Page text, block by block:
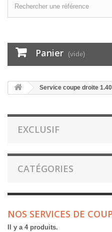
Panier (vide)
Service coupe droite
EXCLUSIF
CATÉGORIES
NOS SERVICES DE
Il y a 4 produits.